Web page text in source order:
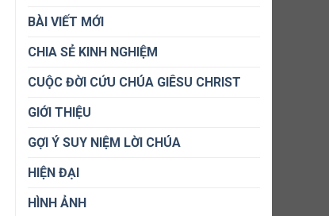
BÀI VIẾT MỚI
CHIA SẺ KINH NGHIỆM
CUỘC ĐỜI CỨU CHÚA GIÊSU CHRIST
GIỚI THIỆU
GỢI Ý SUY NIỆM LỜI CHÚA
HIỆN ĐẠI
HÌNH ẢNH